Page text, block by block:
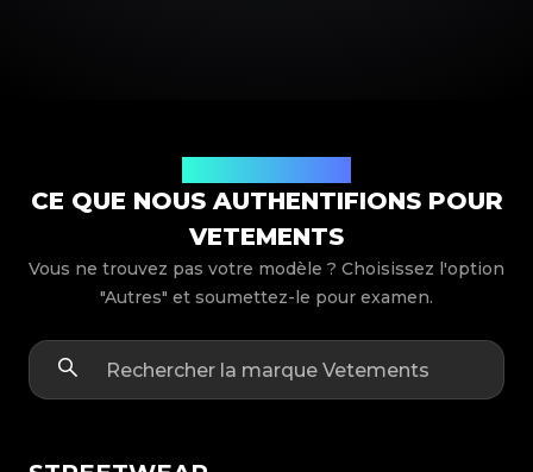
CE QUE NOUS AUTHENTIFIONS POUR
VETEMENTS
Vous ne trouvez pas votre modèle ? Choisissez l'option
"Autres" et soumettez-le pour examen.